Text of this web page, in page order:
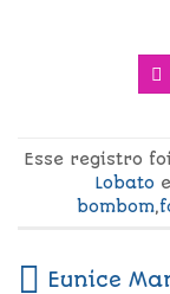
Esse registro
Lobato
bombom,
Eunice